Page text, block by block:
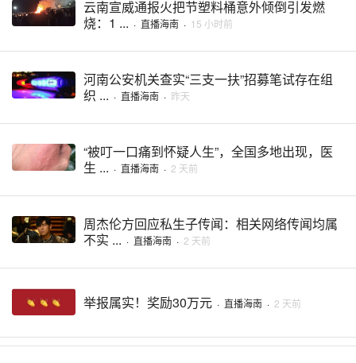
云南宣威通报火把节塑料桶意外倾倒引发燃
烧：1 ... · 直播海南 · 15 小时前
河南公安机关查实“三支一扶”招募笔试存在组
织 ... · 直播海南 · 昨天
“被叮一口痛到怀疑人生”，全国多地出现，医
生 ... · 直播海南 · 2 天前
周杰伦方回应私生子传闻：相关网络传闻均属
不实 ... · 直播海南 · 2 天前
举报属实！奖励30万元 · 直播海南 · 2 天前